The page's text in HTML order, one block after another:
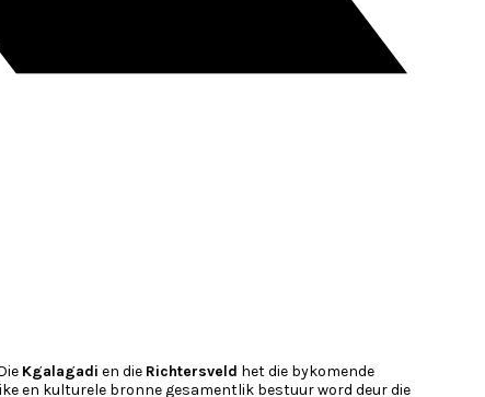
Kgalagadi en die Richtersveld het die bykomende
en kulturele bronne gesamentlik bestuur word deur die